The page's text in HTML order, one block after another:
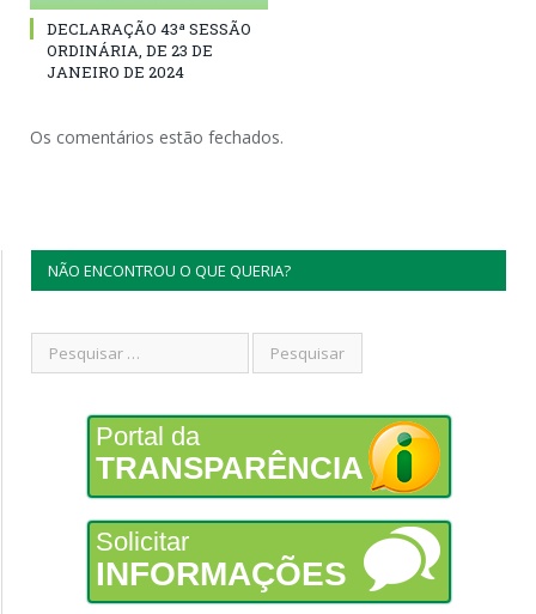
DECLARAÇÃO 43ª SESSÃO
ORDINÁRIA, DE 23 DE
JANEIRO DE 2024
Os comentários estão fechados.
NÃO ENCONTROU O QUE QUERIA?
Portal da
TRANSPARÊNCIA
Solicitar
INFORMAÇÕES